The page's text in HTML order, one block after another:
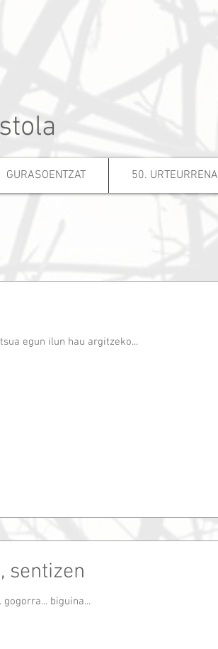
GURASOENTZAT 50. URTEURRENA
egun ilun hau argitzeko...
sentizen
gogorra... biguina...